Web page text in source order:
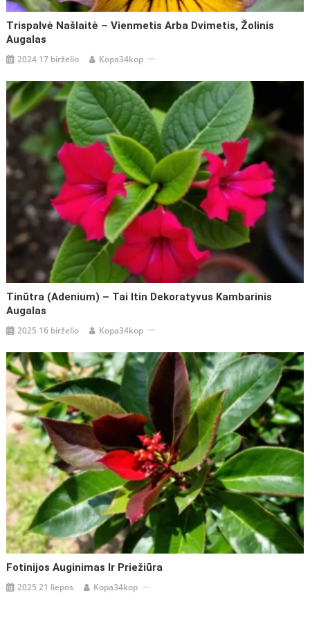
Trispalvė Našlaitė – Vienmetis Arba Dvimetis, Žolinis
Augalas
2024 17 birželio Kopa34kop
Tinūtra (Adenium) – Tai Itin Dekoratyvus Kambarinis
Augalas
2025 16 birželio Kopa34kop
Fotinijos Auginimas Ir Priežiūra
2025 21 liepos Kopa34kop